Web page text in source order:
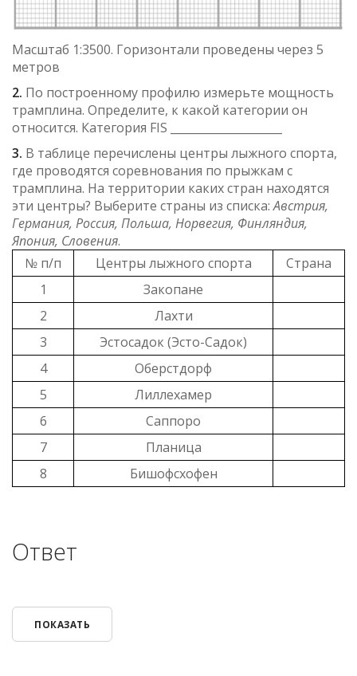
Масштаб 1:3500. Горизонтали проведены через 5
метров
2. По построенному профилю измерьте мощность
трамплина. Определите, к какой категории он
относится. Категория FIS ____________________
3. В таблице перечислены центры лыжного спорта,
где проводятся соревнования по прыжкам с
трамплина. На территории каких стран находятся
эти центры? Выберите страны из списка:Австрия,
Германия, Россия, Польша, Норвегия, Финляндия,
Япония, Словения.
№ п/п
Центры лыжного спорта
Страна
1
Закопане
2
Лахти
3
Эстосадок (Эсто-Садок)
4
Оберстдорф
5
Лиллехамер
6
Саппоро
7
Планица
8
Бишофсхофен
Ответ
ПОКАЗАТЬ